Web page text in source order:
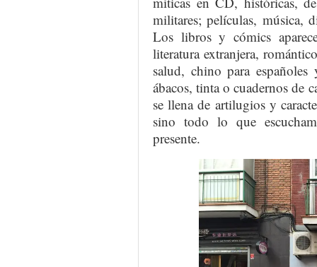
militares; películas, música,
Los libros y cómics
literatura extranjera,
salud, chino para
ábacos, tinta o cuadernos de
se llena de artilugios y
sino todo lo que
presente.